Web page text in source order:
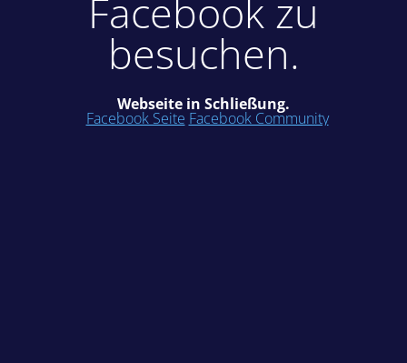
Facebook zu
besuchen.
Webseite in Schließung.
Facebook Seite Facebook Community